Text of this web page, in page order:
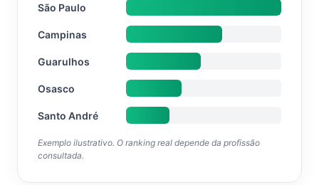
São Paulo
Campinas
Guarulhos
Osasco
Santo André
Exemplo ilustrativo. O ranking real depende da profissão
consultada.